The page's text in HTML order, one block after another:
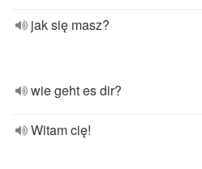
jak się masz?
wie geht es dir?
Witam cię!